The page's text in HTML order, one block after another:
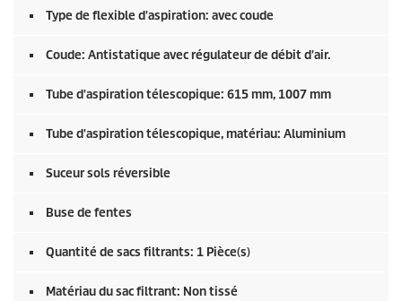
Type de flexible d'aspiration: avec coude
Coude: Antistatique avec régulateur de débit d'air.
Tube d'aspiration télescopique: 615 mm, 1007 mm
Tube d'aspiration télescopique, matériau: Aluminium
Suceur sols réversible
Buse de fentes
Quantité de sacs filtrants: 1 Pièce(s)
Matériau du sac filtrant: Non tissé